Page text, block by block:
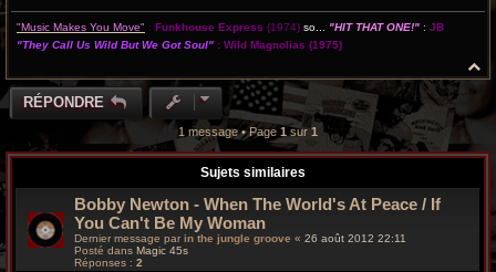
"Music Makes You Move" : Funkhouse Express (1974) so... "HIT THAT ONE!" : JB
"They Call Us Wild But We Got Soul" : Wild Magnolias (1975)
a
RÉPONDRE
1 message • Page 1 sur1
Sujets similaires
Bobby Newton - When The World's At Peace / If
You Can't Be My Woman
Dernier message par in the jungle groove « 26 août 2012 22:11
Posté dans Magic 45s
Réponses : 2